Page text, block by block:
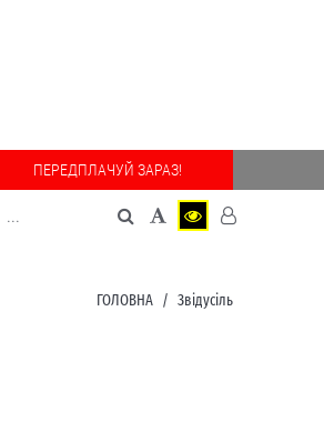
ПЕРЕДПЛАЧУЙ ЗАРАЗ!
...
ГОЛОВНА Звідусіль